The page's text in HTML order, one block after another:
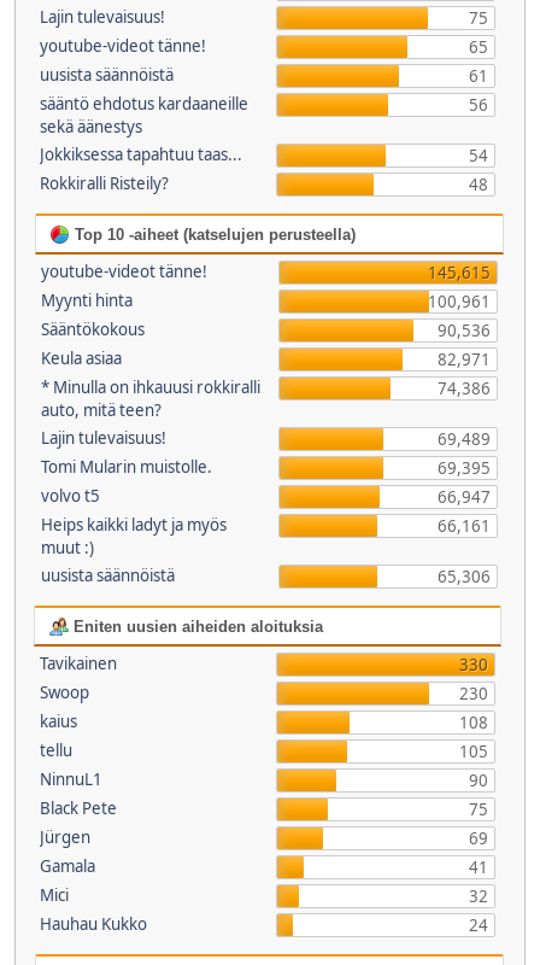
Lajin tulevaisuus!
75
youtube-videot tänne!
65
uusista säännöistä
61
sääntö ehdotus kardaaneille
sekä äänestys
56
Jokkiksessa tapahtuu taas...
54
Rokkiralli Risteily?
48
Top 10 -aiheet (katselujen perusteella)
youtube-videot tänne!
145,615
Myynti hinta
100,961
Sääntökokous
90,536
Keula asiaa
82,971
* Minulla on ihkauusi rokkiralli
auto, mitä teen?
74,386
Lajin tulevaisuus!
69,489
Tomi Mularin muistolle.
69,395
volvo t5
66,947
Heips kaikki ladyt ja myös
muut :)
66,161
uusista säännöistä 65,306
Eniten uusien aiheiden aloituksia
Tavikainen
330
Swoop
230
kaius
108
tellu
105
NinnuL1
90
Black Pete
75
Jürgen
69
Gamala
41
Mici
32
Hauhau Kukko
24